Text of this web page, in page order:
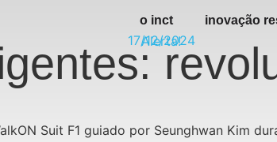
o inct inovação
17/12/2024
Alerta!